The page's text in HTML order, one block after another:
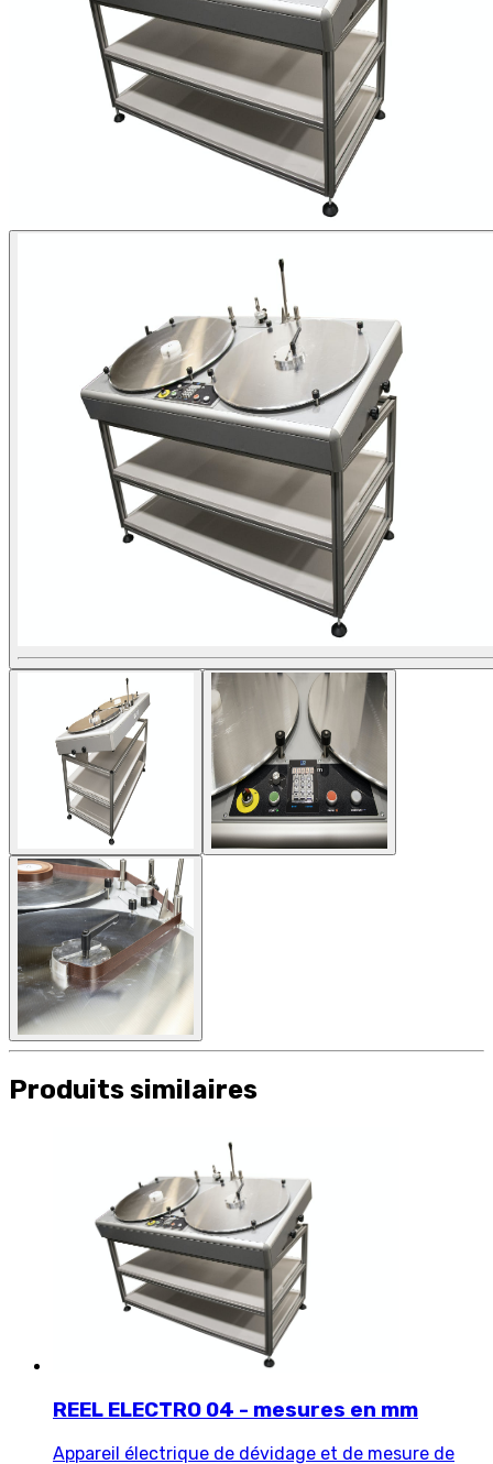
Produits similaires
REEL ELECTRO 04 - mesures en mm
Appareil électrique de dévidage et de mesure de